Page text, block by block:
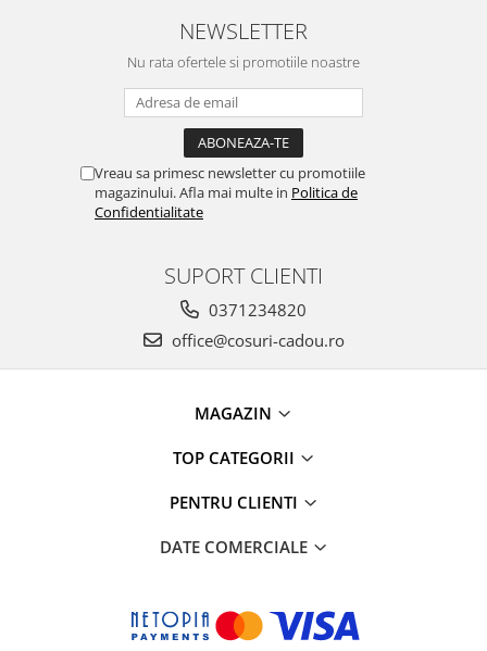
NEWSLETTER
Nu rata ofertele si promotiile noastre
Vreau sa primesc newsletter cu promotiile
magazinului. Afla mai multe in Politica de
Confidentialitate
SUPORT CLIENTI
0371234820
office@cosuri-cadou.ro
MAGAZIN
TOP CATEGORII
PENTRU CLIENTI
DATE COMERCIALE